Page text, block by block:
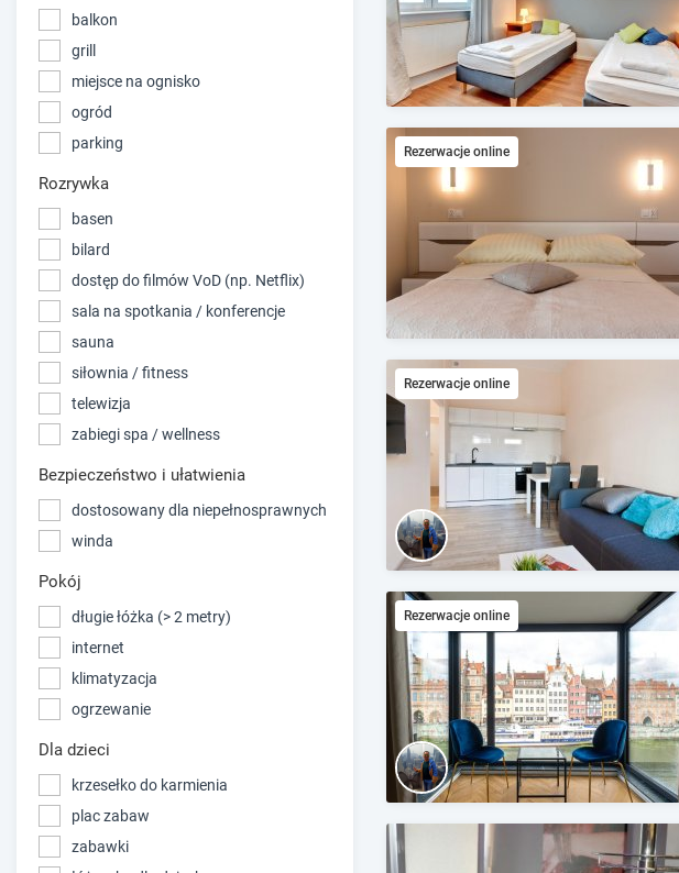
e
s
s
t
h
e
s
i
o
n
m
a
k
y
t
o
e
t
h
k
e
y
b
o
a
balkon
grill
miejsce na ognisko
ogród
parking
Rozrywka
basen
bilard
dostęp do filmów VoD (np. Netflix)
sala na spotkania / konferencje
sauna
siłownia / fitness
telewizja
zabiegi spa / wellness
Bezpieczeństwo i ułatwienia
dostosowany dla niepełnosprawnych
winda
Pokój
długie łóżka (> 2 metry)
internet
klimatyzacja
ogrzewanie
Dla dzieci
krzesełko do karmienia
plac zabaw
zabawki
Rezerwacje online
Rezerwacje online
Rezerwacje online